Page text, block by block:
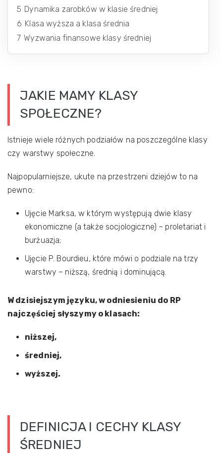
5 Dynamika zarobków w klasie średniej
6 Klasa wyższa a klasa średnia
7 Wyzwania finansowe klasy średniej
JAKIE MAMY KLASY
SPOŁECZNE?
Istnieje wiele różnych podziałów na poszczególne klasy
czy warstwy społeczne.
Najpopularniejsze, ukute na przestrzeni dziejów to na
pewno:
Ujęcie Marksa, w którym występują dwie klasy
ekonomiczne (a także socjologiczne) – proletariat i
burżuazja;
Ujęcie P. Bourdieu, które mówi o podziale na trzy
warstwy – niższą, średnią i dominującą.
W dzisiejszym języku, w odniesieniu do RP
najczęściej słyszymy o klasach:
niższej,
średniej,
wyższej.
DEFINICJA I CECHY KLASY
ŚREDNIEJ